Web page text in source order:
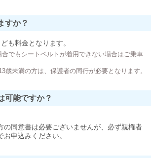
すか？
も料金となります。
でもシートベルトが着用できない場合はご乗車
歳未満の方は、保護者の同行が必要となります。
可能ですか？
の同意書は必要ございませんが、必ず親権者
申込みください。